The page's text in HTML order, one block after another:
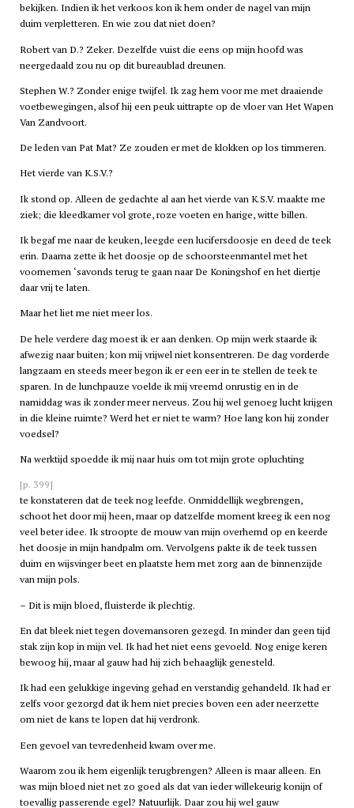
bekijken. Indien ik het verkoos kon ik hem onder de nagel van mijn
duim verpletteren. En wie zou dat niet doen?
Robert van D.? Zeker. Dezelfde vuist die eens op mijn hoofd was
neergedaald zou nu op dit bureaublad dreunen.
Stephen W.? Zonder enige twijfel. Ik zag hem voor me met draaiende
voetbewegingen, alsof hij een peuk uittrapte op de vloer van Het Wapen
Van Zandvoort.
De leden van Pat Mat? Ze zouden er met de klokken op los timmeren.
Het vierde van K.S.V.?
Ik stond op. Alleen de gedachte al aan het vierde van K.S.V. maakte me
ziek; die kleedkamer vol grote, roze voeten en harige, witte billen.
Ik begaf me naar de keuken, leegde een lucifersdoosje en deed de teek
erin. Daarna zette ik het doosje op de schoorsteenmantel met het
voornemen ‘savonds terug te gaan naar De Koningshof en het diertje
daar vrij te laten.
Maar het liet me niet meer los.
De hele verdere dag moest ik er aan denken. Op mijn werk staarde ik
afwezig naar buiten; kon mij vrijwel niet konsentreren. De dag vorderde
langzaam en steeds meer begon ik er een eer in te stellen de teek te
sparen. In de lunchpauze voelde ik mij vreemd onrustig en in de
namiddag was ik zonder meer nerveus. Zou hij wel genoeg lucht krijgen
in die kleine ruimte? Werd het er niet te warm? Hoe lang kon hij zonder
voedsel?
Na werktijd spoedde ik mij naar huis om tot mijn grote opluchting
[p. 399]
te konstateren dat de teek nog leefde. Onmiddellijk wegbrengen,
schoot het door mij heen, maar op datzelfde moment kreeg ik een nog
veel beter idee. Ik stroopte de mouw van mijn overhemd op en keerde
het doosje in mijn handpalm om. Vervolgens pakte ik de teek tussen
duim en wijsvinger beet en plaatste hem met zorg aan de binnenzijde
van mijn pols.
– Dit is mijn bloed, fluisterde ik plechtig.
En dat bleek niet tegen dovemansoren gezegd. In minder dan geen tijd
stak zijn kop in mijn vel. Ik had het niet eens gevoeld. Nog enige keren
bewoog hij, maar al gauw had hij zich behaaglijk genesteld.
Ik had een gelukkige ingeving gehad en verstandig gehandeld. Ik had er
zelfs voor gezorgd dat ik hem niet precies boven een ader neerzette
om niet de kans te lopen dat hij verdronk.
Een gevoel van tevredenheid kwam over me.
Waarom zou ik hem eigenlijk terugbrengen? Alleen is maar alleen. En
was mijn bloed niet net zo goed als dat van ieder willekeurig konijn of
toevallig passerende egel? Natuurlijk. Daar zou hij wel gauw